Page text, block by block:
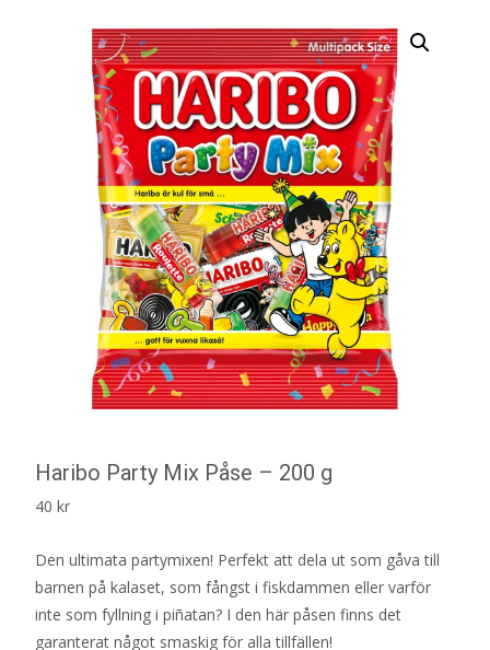
Haribo Party Mix Påse – 200 g
40 kr
Den ultimata partymixen! Perfekt att dela ut som gåva till
barnen på kalaset, som fångst i fiskdammen eller varför
inte som fyllning i piñatan? I den här påsen finns det
garanterat något smaskig för alla tillfällen!